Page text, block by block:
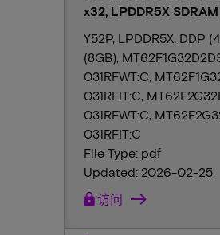
x32, LPDDR5X
Y52P, LPDDR5X, DDP
(8GB),
031RFWT:C,
031RFIT:C,
031RFWT:C,
031RFIT:C
File Type: pdf
Updated: 2026-02-25
lock访问